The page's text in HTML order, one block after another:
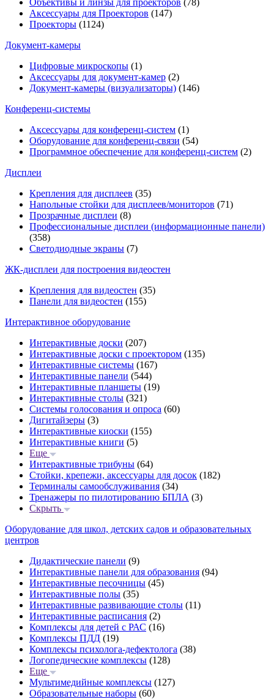
Объективы и линзы для проекторов (78)
Аксессуары для Проекторов (147)
Проекторы (1124)
Документ-камеры
Цифровые микроскопы (1)
Аксессуары для документ-камер (2)
Документ-камеры (визуализаторы) (146)
Конференц-системы
Аксессуары для конференц-систем (1)
Оборудование для конференц-связи (54)
Программное обеспечение для конференц-систем (2)
Дисплеи
Крепления для дисплеев (35)
Напольные стойки для дисплеев/мониторов (71)
Прозрачные дисплеи (8)
Профессиональные дисплеи (информационные панели)
(358)
Светодиодные экраны (7)
ЖК-дисплеи для построения видеостен
Крепления для видеостен (35)
Панели для видеостен (155)
Интерактивное оборудование
Интерактивные доски (207)
Интерактивные доски с проектором (135)
Интерактивные системы (167)
Интерактивные панели (544)
Интерактивные планшеты (19)
Интерактивные столы (321)
Системы голосования и опроса (60)
Дигитайзеры (3)
Интерактивные киоски (155)
Интерактивные книги (5)
Еще
Интерактивные трибуны (64)
Стойки, крепежи, аксессуары для досок (182)
Терминалы самообслуживания (34)
Тренажеры по пилотированию БПЛА (3)
Скрыть
Оборудование для школ, детских садов и образовательных
центров
Дидактические панели (9)
Интерактивные панели для образования (94)
Интерактивные песочницы (45)
Интерактивные полы (35)
Интерактивные развивающие столы (11)
Интерактивные расписания (2)
Комплексы для детей с РАС (16)
Комплексы ПДД (19)
Комплексы психолога-дефектолога (38)
Логопедические комплексы (128)
Еще
Мультимедийные комплексы (127)
Образовательные наборы (60)